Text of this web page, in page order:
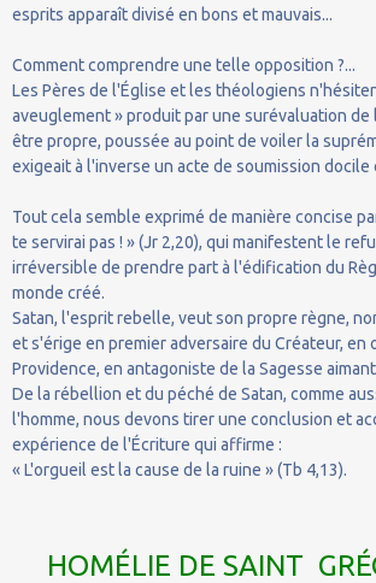
esprits apparaît divisé en bons et mauvais...
Comment comprendre une telle opposition ?...
Les Pères de l'Église et les théologiens
aveuglement » produit par une surévaluation
être propre, poussée au point de voiler la
exigeait à l'inverse un acte de soumission docile
Tout cela semble exprimé de manière concise
te servirai pas ! » (Jr 2,20), qui manifestent le
irréversible de prendre part à l'édification du
monde créé.
Satan, l'esprit rebelle, veut son propre règne,
et s'érige en premier adversaire du Créateur, en
Providence, en antagoniste de la Sagesse
De la rébellion et du péché de Satan, comme
l'homme, nous devons tirer une conclusion et
expérience de l'Écriture qui affirme :
« L'orgueil est la cause de la ruine » (Tb 4,13).
HOMÉLIE DE SAINT